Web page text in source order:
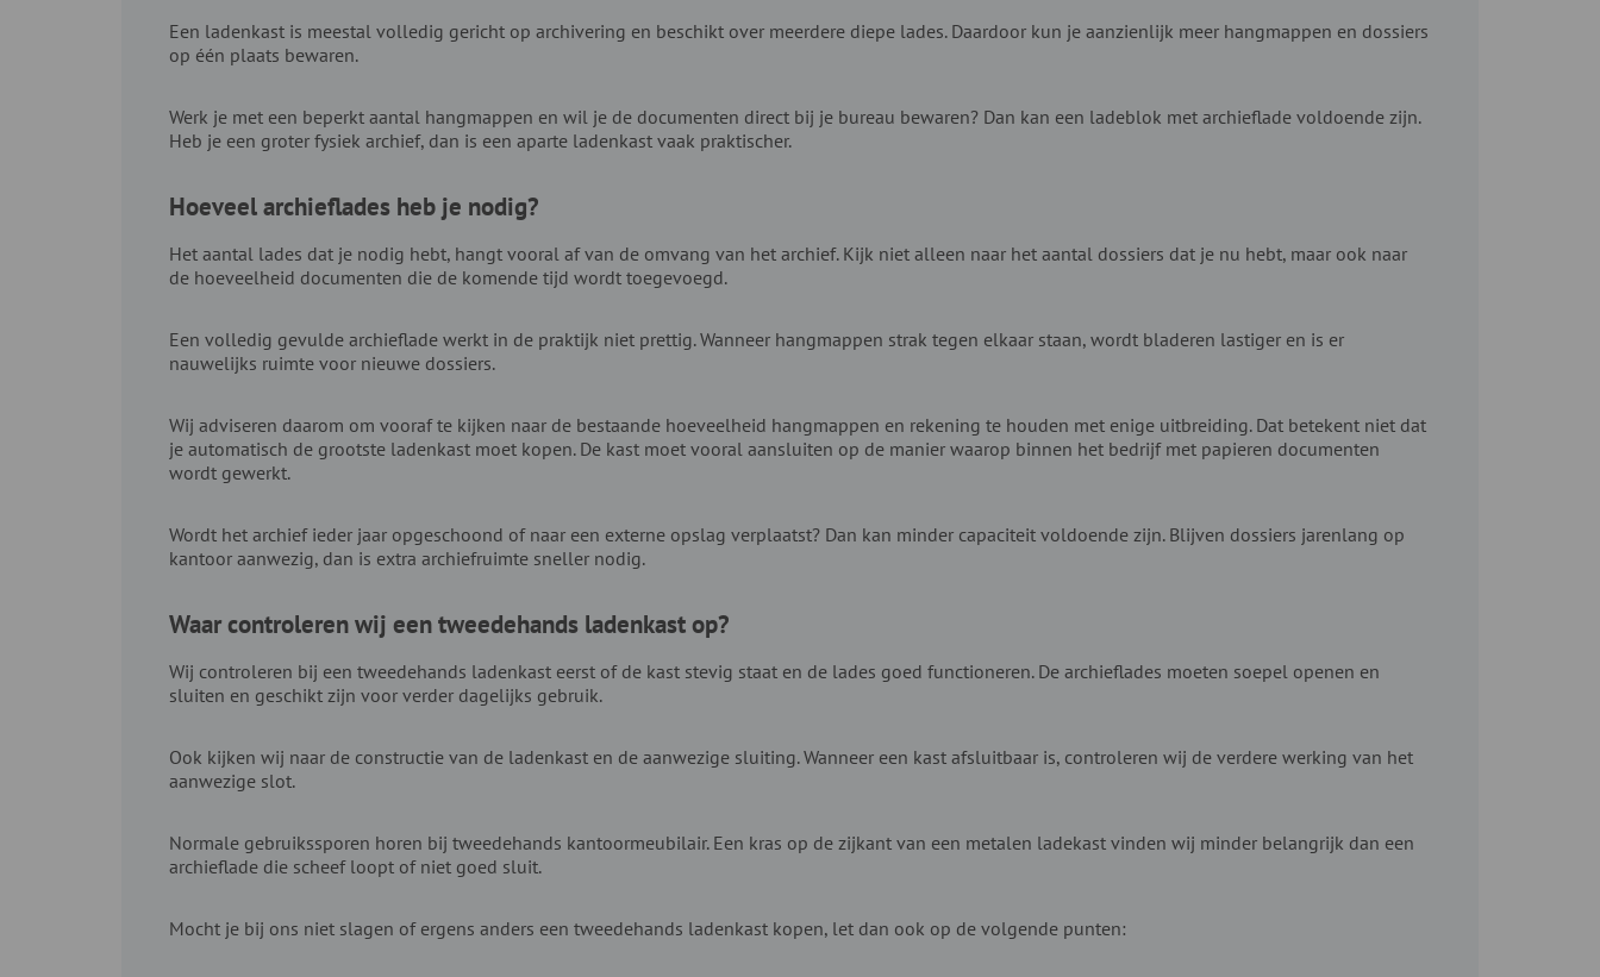
Een ladenkast is meestal volledig gericht op archivering en beschikt over meerdere diepe lades. Daardoor kun je aanzienlijk meer hangmappen en dossiers
op één plaats bewaren.
Werk je met een beperkt aantal hangmappen en wil je de documenten direct bij je bureau bewaren? Dan kan een ladeblok met archieflade voldoende zijn.
Heb je een groter fysiek archief, dan is een aparte ladenkast vaak praktischer.
Hoeveel archieflades heb je nodig?
Het aantal lades dat je nodig hebt, hangt vooral af van de omvang van het archief. Kijk niet alleen naar het aantal dossiers dat je nu hebt, maar ook naar
de hoeveelheid documenten die de komende tijd wordt toegevoegd.
Een volledig gevulde archieflade werkt in de praktijk niet prettig. Wanneer hangmappen strak tegen elkaar staan, wordt bladeren lastiger en is er
nauwelijks ruimte voor nieuwe dossiers.
Wij adviseren daarom om vooraf te kijken naar de bestaande hoeveelheid hangmappen en rekening te houden met enige uitbreiding. Dat betekent niet dat
je automatisch de grootste ladenkast moet kopen. De kast moet vooral aansluiten op de manier waarop binnen het bedrijf met papieren documenten
wordt gewerkt.
Wordt het archief ieder jaar opgeschoond of naar een externe opslag verplaatst? Dan kan minder capaciteit voldoende zijn. Blijven dossiers jarenlang op
kantoor aanwezig, dan is extra archiefruimte sneller nodig.
Waar controleren wij een tweedehands ladenkast op?
Wij controleren bij een tweedehands ladenkast eerst of de kast stevig staat en de lades goed functioneren. De archieflades moeten soepel openen en
sluiten en geschikt zijn voor verder dagelijks gebruik.
Ook kijken wij naar de constructie van de ladenkast en de aanwezige sluiting. Wanneer een kast afsluitbaar is, controleren wij de verdere werking van het
aanwezige slot.
Normale gebruikssporen horen bij tweedehands kantoormeubilair. Een kras op de zijkant van een metalen ladekast vinden wij minder belangrijk dan een
archieflade die scheef loopt of niet goed sluit.
Mocht je bij ons niet slagen of ergens anders een tweedehands ladenkast kopen, let dan ook op de volgende punten: